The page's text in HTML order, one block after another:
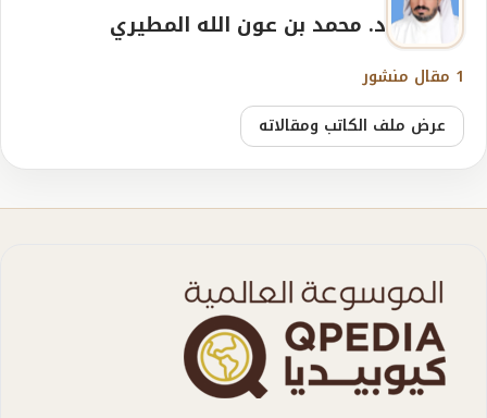
د. محمد بن عون الله المطيري
1 مقال منشور
عرض ملف الكاتب ومقالاته